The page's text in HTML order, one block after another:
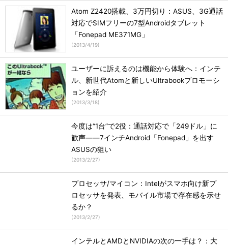
Atom Z2420搭載、3万円切り：ASUS、3G通話
対応でSIMフリーの7型Androidタブレット
「Fonepad ME371MG」
(2013/4/19)
ユーザーに訴えるのは機能から体験へ：インテ
ル、新世代Atomと新しいUltrabookプロモーシ
ョンを紹介
(2013/3/18)
今度は“1台”で2役：通話対応で「249ドル」に
歓声――7インチAndroid「Fonepad」を出す
ASUSの狙い
(2013/2/27)
プロセッサ/マイコン：Intelがスマホ向け新プ
ロセッサを発表、モバイル市場で存在感を示せ
るか？
(2013/2/27)
インテルとAMDとNVIDIAの次の一手は？：大